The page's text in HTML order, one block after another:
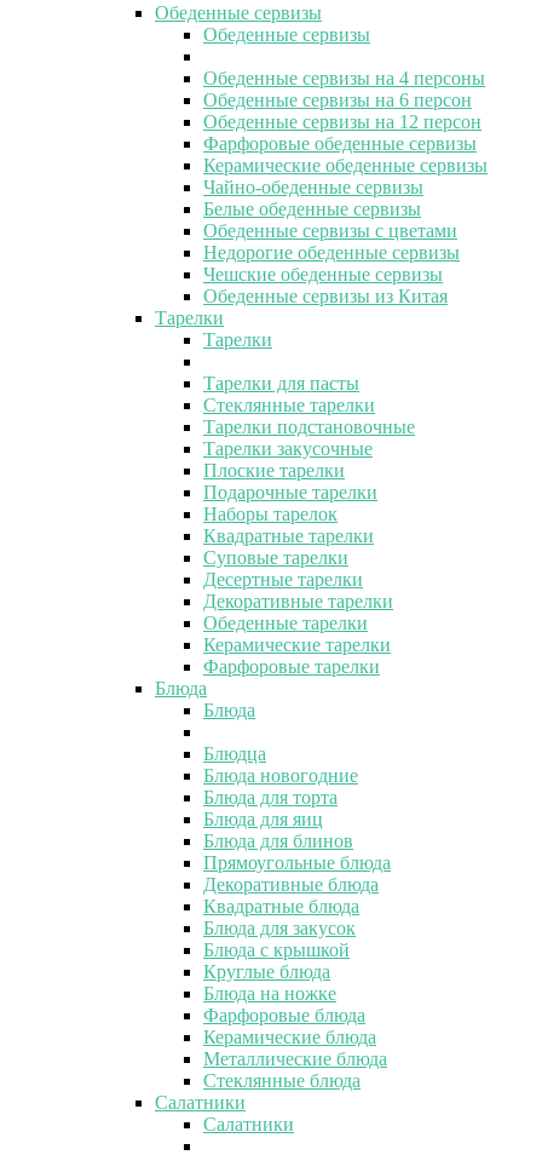
Обеденные сервизы
Обеденные сервизы
Обеденные сервизы на 4 персоны
Обеденные сервизы на 6 персон
Обеденные сервизы на 12 персон
Фарфоровые обеденные сервизы
Керамические обеденные сервизы
Чайно-обеденные сервизы
Белые обеденные сервизы
Обеденные сервизы с цветами
Недорогие обеденные сервизы
Чешские обеденные сервизы
Обеденные сервизы из Китая
Тарелки
Тарелки
Тарелки для пасты
Стеклянные тарелки
Тарелки подстановочные
Тарелки закусочные
Плоские тарелки
Подарочные тарелки
Наборы тарелок
Квадратные тарелки
Суповые тарелки
Десертные тарелки
Декоративные тарелки
Обеденные тарелки
Керамические тарелки
Фарфоровые тарелки
Блюда
Блюда
Блюдца
Блюда новогодние
Блюда для торта
Блюда для яиц
Блюда для блинов
Прямоугольные блюда
Декоративные блюда
Квадратные блюда
Блюда для закусок
Блюда с крышкой
Круглые блюда
Блюда на ножке
Фарфоровые блюда
Керамические блюда
Металлические блюда
Стеклянные блюда
Салатники
Салатники